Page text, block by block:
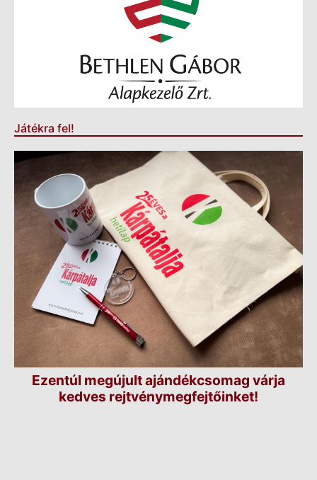
Játékra fel!
Ezentúl megújult ajándékcsomag várja
kedves rejtvénymegfejtőinket!